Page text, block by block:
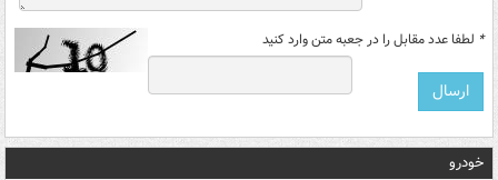
* لطفا عدد مقابل را در جعبه متن وارد کنید
خودرو